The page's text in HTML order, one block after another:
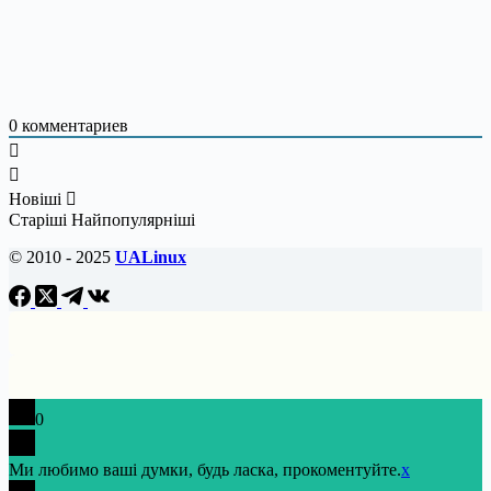
0 комментариев
Новіші
Старіші Найпопулярніші
© 2010 - 2025 UALinux
0
Ми любимо ваші думки, будь ласка, прокоментуйте.x